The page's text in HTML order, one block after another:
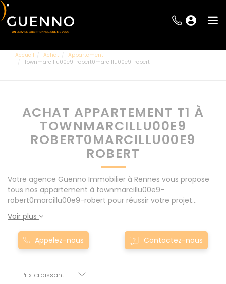
Accueil Achat
Appartement
Townmarcillu00e9-robert0marcillu00e9-robert
ACHAT APPARTEMENT T1 À
TOWNMARCILLU00E9
ROBERT0MARCILLU00E9
ROBERT
Votre agence Guenno Immobilier à Rennes vous propose
tous nos appartement à townmarcillu00e9-
robert0marcillu00e9-robert pour réussir votre projet
immobilier d' achat. Consultez l'ensemble de nos offres à
Rennes mais également aux alentours : Le Rheu, Pacé,
Montgermont... Nos appartement T1 à townmarcillu00e9-
robert0marcillu00e9-robert sont proposés au meilleur prix
disposition parkings, cessions de baux, fonds de
Voir plus
Appelez-nous Contactez-nous